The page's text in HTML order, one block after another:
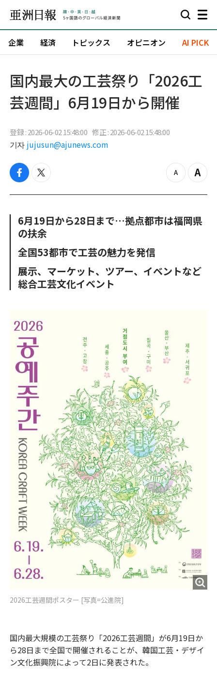
企業 経済 トピックス オピニオン AI PICK
国内最大の工芸祭り「2026工
芸週間」6月19日から開催
登録 : 2026-06-02 15:48:00 修正 : 2026-06-02 15:48:00
기자 jujusun@ajunews.com
f
c
o
o
t
i
e
r
z
o
u
Z
o
n
6月19日から28日まで…拠点都市は福岡県
の扶余
全国53都市で工芸の魅力を発信
展示、マーケット、ツアー、イベントなど
総合工芸文化イベント
2026工芸週間ポスター [写真=公進院]
国内最大規模の工芸祭り「2026工芸週間」が6月19日か
ら28日まで全国で開催されることが、韓国工芸・デザイ
ン文化振興院によって2日に発表された。